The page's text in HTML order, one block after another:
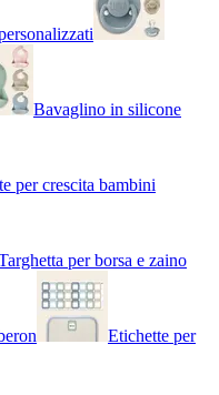
Bavaglino in silicone
per crescita bambini
per borsa e zaino
Etichette per